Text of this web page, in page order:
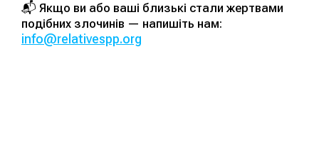
📬 Якщо ви або ваші близькі стали жертвами
подібних злочинів — напишіть нам:
info@relativespp.org